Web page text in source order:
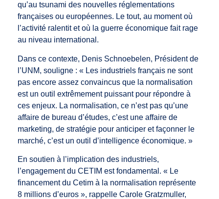
qu’au tsunami des nouvelles réglementations
françaises ou européennes. Le tout, au moment où
l’activité ralentit et où la guerre économique fait rage
au niveau international.
Dans ce contexte, Denis Schnoebelen, Président de
l’UNM, souligne : « Les industriels français ne sont
pas encore assez convaincus que la normalisation
est un outil extrêmement puissant pour répondre à
ces enjeux. La normalisation, ce n’est pas qu’une
affaire de bureau d’études, c’est une affaire de
marketing, de stratégie pour anticiper et façonner le
marché, c’est un outil d’intelligence économique. »
En soutien à l’implication des industriels,
l’engagement du CETIM est fondamental. « Le
financement du Cetim à la normalisation représente
8 millions d’euros », rappelle Carole Gratzmuller,